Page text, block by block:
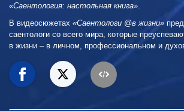
«Саентология: настольная книга».
В видеосюжетах «Саентологи @в жизни»
саентологи со всего мира, которые
в жизни – в личном,
профессиональном и